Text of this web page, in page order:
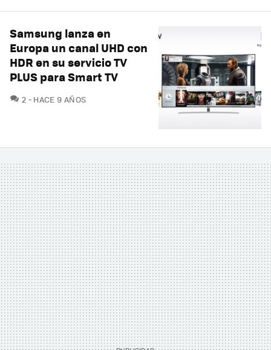
Samsung lanza en
Europa un canal UHD con
HDR en su servicio TV
PLUS para Smart TV
2 COMENTARIOS
HACE 9 AÑOS